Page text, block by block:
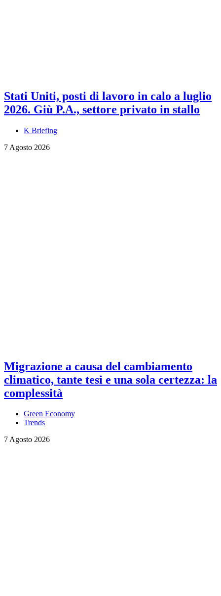
Stati Uniti, posti di lavoro in calo a luglio
2026. Giù P.A., settore privato in stallo
K Briefing
7 Agosto 2026
Migrazione a causa del cambiamento
climatico, tante tesi e una sola certezza: la
complessità
Green Economy
Trends
7 Agosto 2026